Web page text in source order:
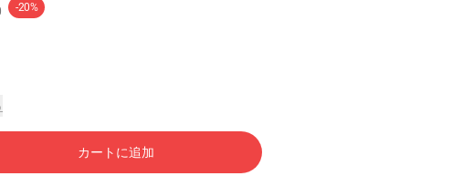
-20%
カートに追加